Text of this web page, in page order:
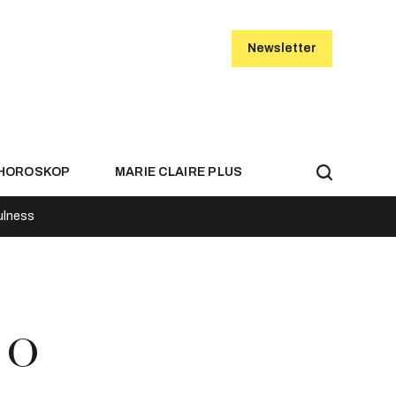
Newsletter
MARIE CLAIRE PLUS